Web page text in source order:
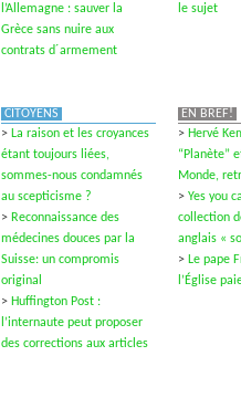
l’Allemagne : sauver la
Grèce sans nuire aux
contrats d´armement
le sujet
CITOYENS
> La raison et les croyances
étant toujours liées,
sommes-nous condamnés
au scepticisme ?
> Reconnaissance des
médecines douces par la
Suisse: un compromis
original
> Huffington Post :
l’internaute peut proposer
des corrections aux articles
EN BREF!
> Hervé
“Planète”
Monde,
> Yes you
collection
anglais «
> Le pape
l’Église